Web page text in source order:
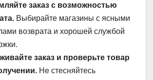
заказ с возможностью
Выбирайте магазины с ясными
возврата и хорошей службой
заказ и проверьте товар
Не стесняйтесь